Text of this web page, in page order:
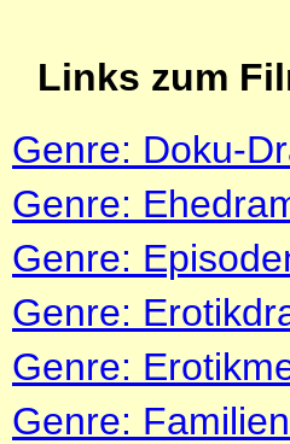
Links zum
Genre: Doku-
Genre:
Genre:
Genre:
Genre:
Genre: